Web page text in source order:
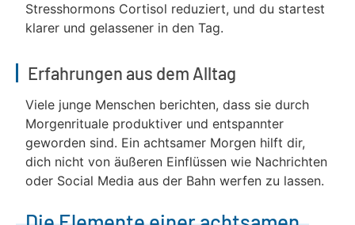
Stresshormons Cortisol reduziert, und du startest
klarer und gelassener in den Tag.
Erfahrungen aus dem Alltag
Viele junge Menschen berichten, dass sie durch
Morgenrituale produktiver und entspannter
geworden sind. Ein achtsamer Morgen hilft dir,
dich nicht von äußeren Einflüssen wie Nachrichten
oder Social Media aus der Bahn werfen zu lassen.